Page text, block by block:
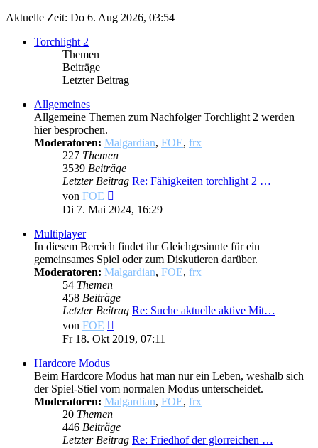
Aktuelle Zeit: Do 6. Aug 2026, 03:54
Torchlight 2
Themen
Beiträge
Letzter Beitrag
Allgemeines
Allgemeine Themen zum Nachfolger Torchlight 2 werden
hier besprochen.
Moderatoren: Malgardian, FOE, frx
227 Themen
3539 Beiträge
Letzter Beitrag Re: Fähigkeiten torchlight 2 …
von FOE
Beitrag
Di 7. Mai 2024, 16:29
Multiplayer
In diesem Bereich findet ihr Gleichgesinnte für ein
gemeinsames Spiel oder zum Diskutieren darüber.
Moderatoren: Malgardian, FOE, frx
54 Themen
458 Beiträge
Letzter Beitrag Re: Suche aktuelle aktive Mit…
von FOE
Beitrag
Fr 18. Okt 2019, 07:11
Hardcore Modus
Beim Hardcore Modus hat man nur ein Leben, weshalb sich
der Spiel-Stiel vom normalen Modus unterscheidet.
Moderatoren: Malgardian, FOE, frx
20 Themen
446 Beiträge
Letzter Beitrag Re: Friedhof der glorreichen …